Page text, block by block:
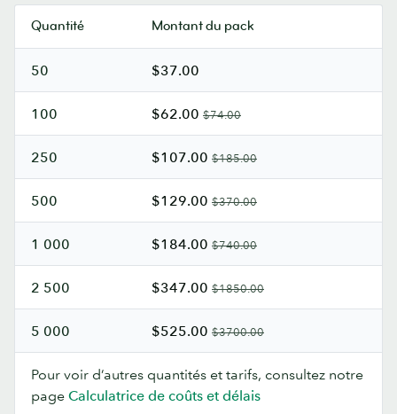
Quantité Montant du pack
50 $37.00
100 $62.00 $74.00
250 $107.00 $185.00
500 $129.00 $370.00
1 000 $184.00 $740.00
2 500 $347.00 $1850.00
5 000 $525.00 $3700.00
Pour voir d’autres quantités et tarifs, consultez notre
page Calculatrice de coûts et délais